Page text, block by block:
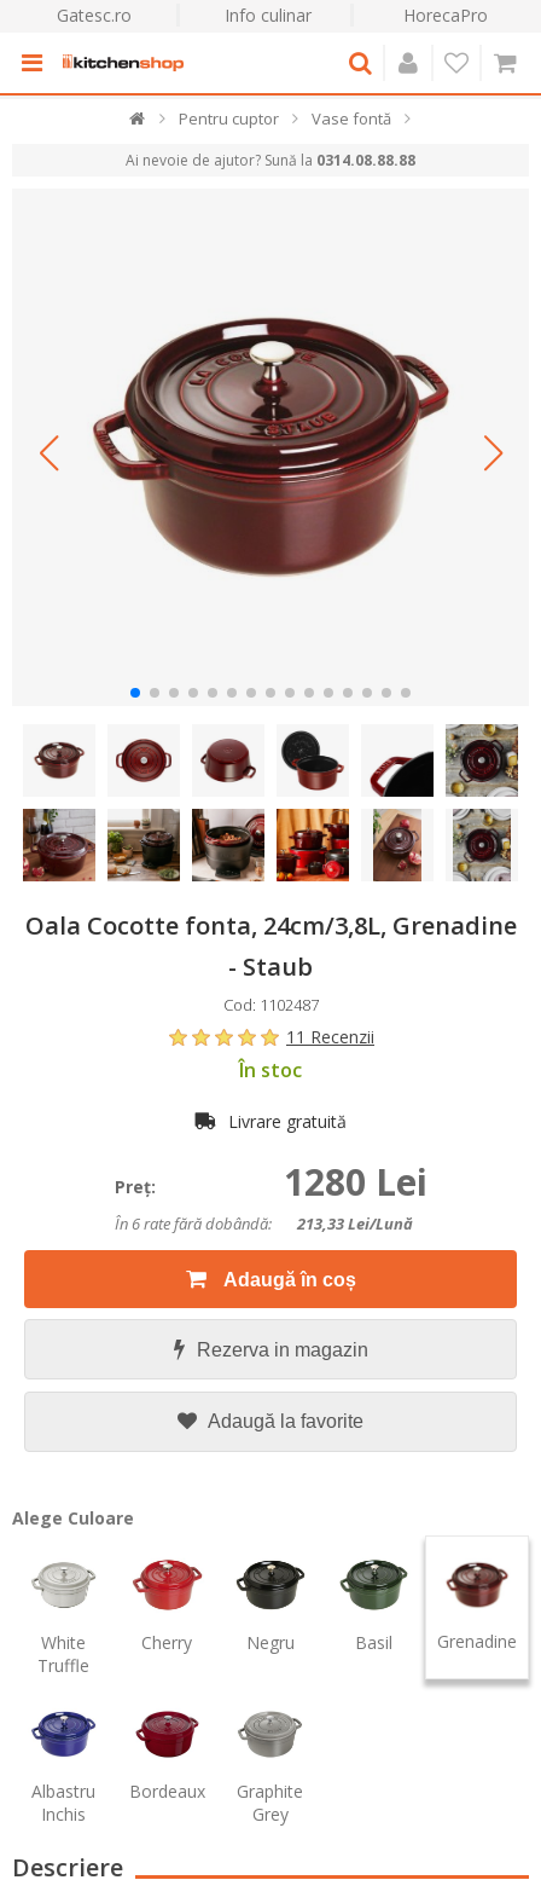
Gatesc.ro Info culinar HorecaPro
Pentru cuptor Vase fontă
Ai nevoie de ajutor? Sună la 0314.08.88.88
Oala Cocotte fonta, 24cm/3,8L, Grenadine
- Staub
Cod: 1102487
11 Recenzii
În stoc
Livrare gratuită
Preţ: 1280 Lei
În 6 rate fără dobândă: 213,33Lei/lună
Adaugă în coș
Rezerva in magazin
Adaugă la favorite
Alege Culoare
White
Truffle
Cherry Negru Basil Grenadine
Albastru
Inchis
Bordeaux
Graphite
Grey
Descriere